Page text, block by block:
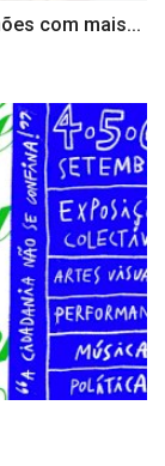
com mais...